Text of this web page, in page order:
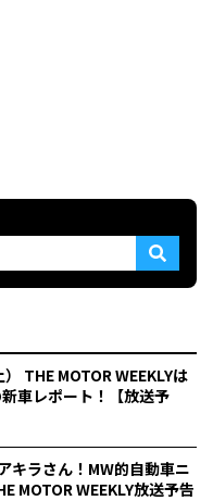
THE MOTOR WEEKLYは
車レポート！【放送予
キラさん！MW的自動車ニ
MOTOR WEEKLY放送予告